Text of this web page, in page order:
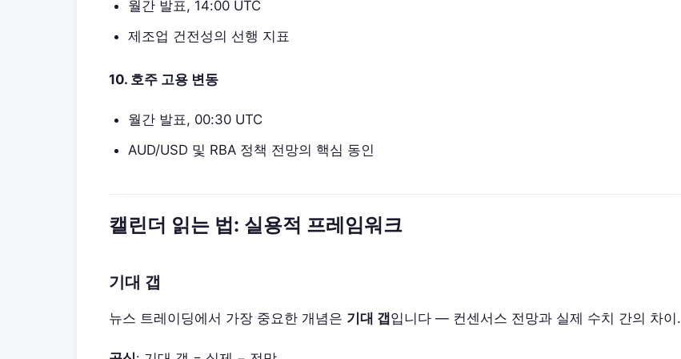
월간 발표, 14:00 UTC
제조업 건전성의 선행 지표
10. 호주 고용 변동
월간 발표, 00:30 UTC
AUD/USD 및 RBA 정책 전망의 핵심 동인
캘린더 읽는 법: 실용적 프레임워크
기대 갭
뉴스 트레이딩에서 가장 중요한 개념은 기대 갭 입니다 — 컨센서스 전망과 실제 수치 간의 차이.